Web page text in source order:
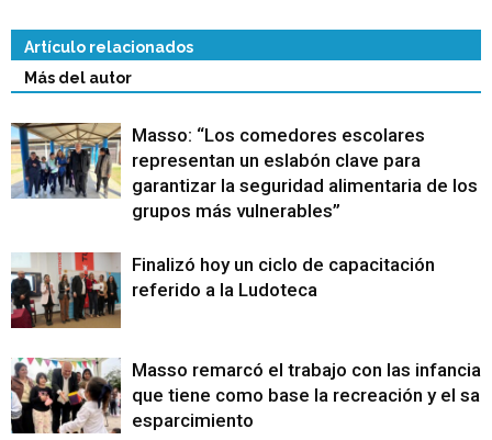
Artículo relacionados
Más del autor
Masso: “Los comedores escolares
representan un eslabón clave para
garantizar la seguridad alimentaria de los
grupos más vulnerables”
Finalizó hoy un ciclo de capacitación
referido a la Ludoteca
Masso remarcó el trabajo con las infancias
que tiene como base la recreación y el
esparcimiento